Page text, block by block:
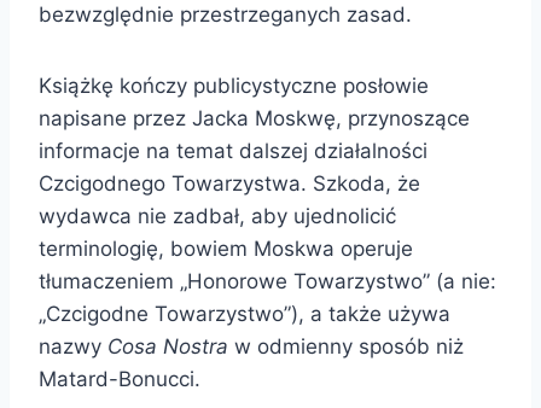
bezwzględnie przestrzeganych zasad.
Książkę kończy publicystyczne posłowie
napisane przez Jacka Moskwę, przynoszące
informacje na temat dalszej działalności
Czcigodnego Towarzystwa. Szkoda, że
wydawca nie zadbał, aby ujednolicić
terminologię, bowiem Moskwa operuje
tłumaczeniem „Honorowe Towarzystwo” (a nie:
„Czcigodne Towarzystwo”), a także używa
nazwy Cosa Nostra w odmienny sposób niż
Matard-Bonucci.